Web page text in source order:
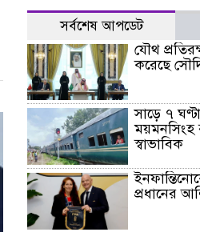
সর্বশেষ আপডেট
যৌথ
করেছে
সাড়ে ৭
ময়মনসিংহ
স্বাভাবিক
প্রধানের